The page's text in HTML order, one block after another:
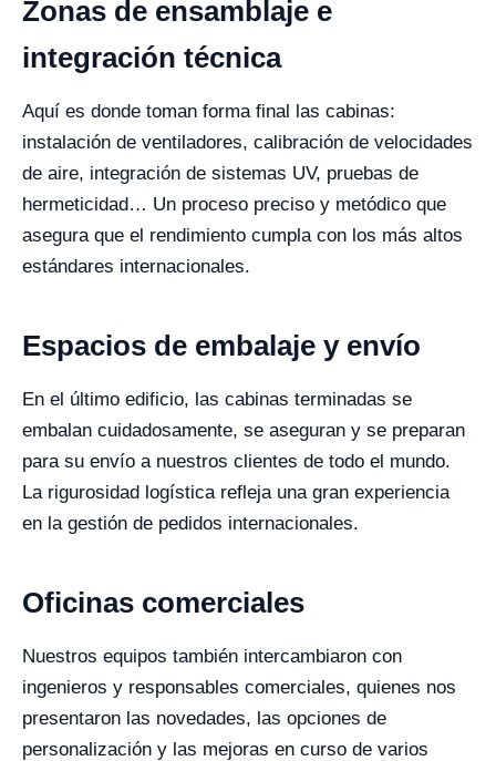
Zonas de ensamblaje e
integración técnica
Aquí es donde toman forma final las cabinas:
instalación de ventiladores, calibración de velocidades
de aire, integración de sistemas UV, pruebas de
hermeticidad… Un proceso preciso y metódico que
asegura que el rendimiento cumpla con los más altos
estándares internacionales.
Espacios de embalaje y envío
En el último edificio, las cabinas terminadas se
embalan cuidadosamente, se aseguran y se preparan
para su envío a nuestros clientes de todo el mundo.
La rigurosidad logística refleja una gran experiencia
en la gestión de pedidos internacionales.
Oficinas comerciales
Nuestros equipos también intercambiaron con
ingenieros y responsables comerciales, quienes nos
presentaron las novedades, las opciones de
personalización y las mejoras en curso de varios